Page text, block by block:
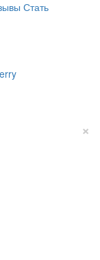
Стать
×